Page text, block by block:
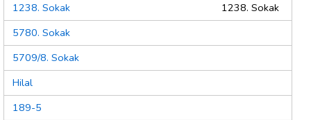
1238. Sokak
1238. Sokak
5780. Sokak
5709/8. Sokak
Hilal
189-5